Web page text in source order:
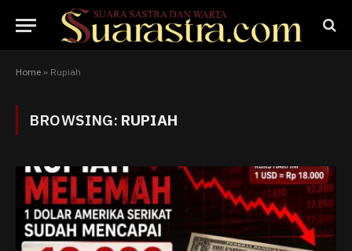
Home » Rupiah
BROWSING: RUPIAH